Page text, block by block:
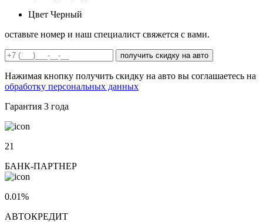
Цвет Черный
оставьте номер и наш специалист свяжется с вами.
получить скидку на авто
Нажимая кнопку получить скидку на авто вы соглашаетесь на
обработку персональных данных
Гарантия 3 года
21
БАНК-ПАРТНЕР
0.01%
АВТОКРЕДИТ